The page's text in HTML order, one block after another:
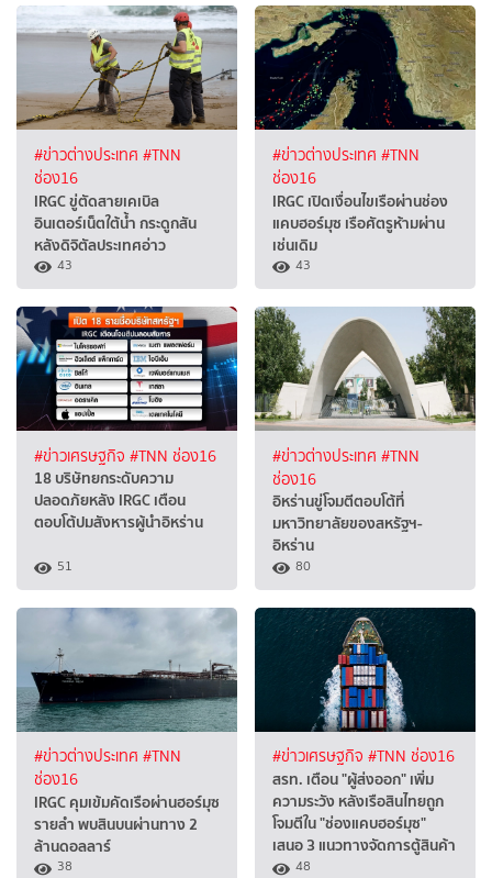
#ข่าวต่างประเทศ #TNN
ช่อง16
IRGC ขู่ตัดสายเคเบิล
อินเตอร์เน็ตใต้น้ำ กระดูกสัน
หลังดิจิตัลประเทศอ่าว
43
#ข่าวต่างประเทศ #TNN
ช่อง16
IRGC เปิดเงื่อนไขเรือผ่านช่อง
แคบฮอร์มุซ เรือศัตรูห้ามผ่าน
เช่นเดิม
43
#ข่าวเศรษฐกิจ #TNN ช่อง16
18 บริษัทยกระดับความ
ปลอดภัยหลัง IRGC เตือน
ตอบโต้ปมสังหารผู้นำอิหร่าน
51
#ข่าวต่างประเทศ #TNN
ช่อง16
อิหร่านขู่โจมตีตอบโต้ที่
มหาวิทยาลัยของสหรัฐฯ-
อิหร่าน
80
#ข่าวต่างประเทศ #TNN
ช่อง16
IRGC คุมเข้มคัดเรือผ่านฮอร์มุซ
รายลำ พบสินบนผ่านทาง 2
ล้านดอลลาร์
38
#ข่าวเศรษฐกิจ #TNN ช่อง16
สรท. เตือน "ผู้ส่งออก" เพิ่ม
ความระวัง หลังเรือสินไทยถูก
โจมตีใน "ช่องแคบฮอร์มุซ"
เสนอ 3 แนวทางจัดการตู้สินค้า
48